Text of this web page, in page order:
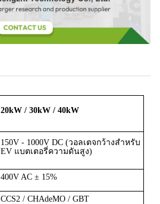
20kW / 30kW / 40kW
150V - 1000V DC (วอลเตจกว้างสําหรับ
EV แบตเตอรี่ความดันสูง)
400V AC ± 15%
CCS2 / CHAdeMO / GBT